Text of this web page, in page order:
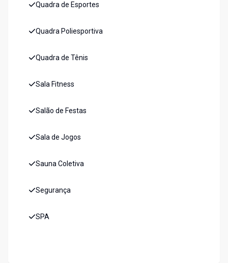
Quadra de Esportes
Quadra Poliesportiva
Quadra de Tênis
Sala Fitness
Salão de Festas
Sala de Jogos
Sauna Coletiva
Segurança
SPA